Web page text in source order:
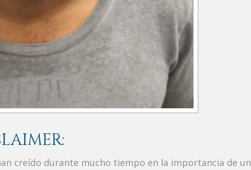
creído durante mucho tiempo en la importancia de un